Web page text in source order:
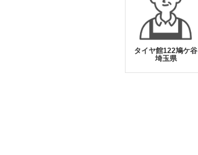
タイヤ館122鳩ケ谷
埼玉県